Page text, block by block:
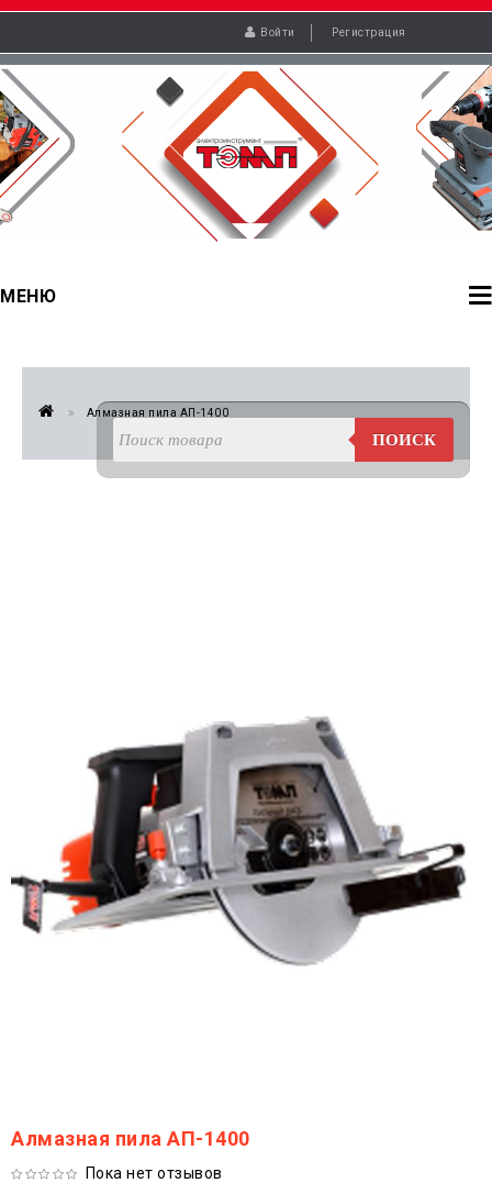
Войти Регистрация
МЕНЮ
Алмазная пила АП-1400
ПОИСК
Алмазная пила АП-1400
Пока нет отзывов